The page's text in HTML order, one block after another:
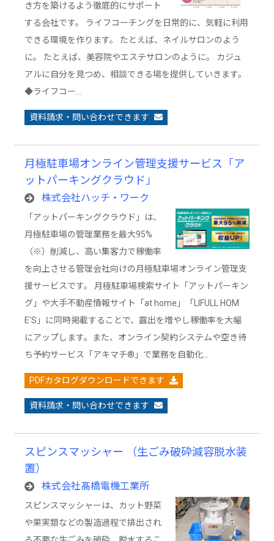
き方を築けるよう徹底的にサポート
する会社です。 ライフコーチングを日常的に、気軽に利用
できる環境を作ります。 たとえば、ネイルサロンのよう
に。 たとえば、美容院やエステサロンのように。 カジュ
アルに自分を見つめ、相談できる場を提供していきます。
◆ライフコー…
資料請求・問い合わせできます
月極駐車場オンライン管理支援サービス「ア
ットパーキングクラウド」
株式会社ハッチ・ワーク
「アットパーキングクラウド」は、
月極駐車場の管理業務を最大95%
（※）削減し、高い集客力で稼働率
を向上させる管理会社向けの月極駐車場オンライン管理支
援サービスです。 月極駐車場検索サイト「アットパーキン
グ」や大手不動産情報サイト「at home」「LIFULL HOM
E'S」に同時掲載することで、露出を増やし稼働率を大幅
にアップします。また、オンライン契約システムや空き待
ち予約サービス「アキマチ®」で業務を自動化…
PDFカタログダウンロードできます
資料請求・問い合わせできます
スピンスマッシャー （生ごみ破砕減容脱水装
置）
株式会社髙橋電機工業所
スピンスマッシャーは、カット野菜
や果実類などの製造過程で排出され